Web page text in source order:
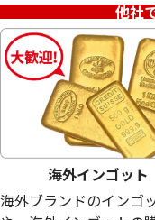
他社
海外インゴット
海外ブランドのインゴ